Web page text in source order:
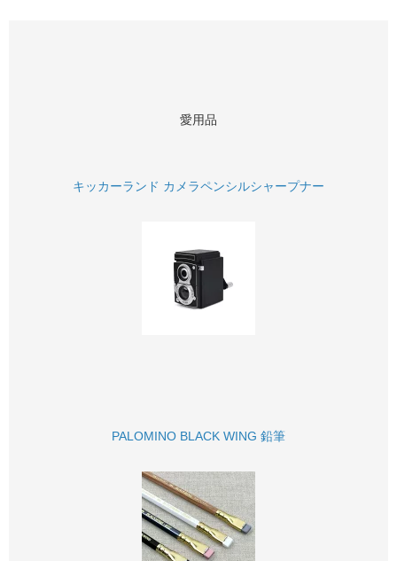
愛用品
キッカーランド カメラペンシルシャープナー
PALOMINO BLACK WING 鉛筆